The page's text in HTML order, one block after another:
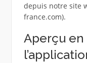
depuis notre site
france.com).
Aperçu en